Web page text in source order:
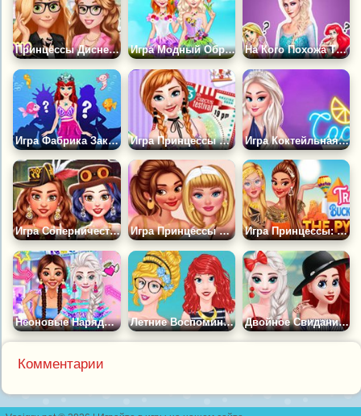
Принцессы Диснея: Лига Плюща Игра Модный Образ Принцессы с Цветами На Кого Похожа Твоя Подруга из Принцесс?
Игра Фабрика Заклинаний Превращения Русалки Игра Принцессы и Парк Развлечений Игра Коктейльная Вечеринка Принцесс
Игра Соперничество Принцесс в Стиле Стимпанк Игра Принцессы и Цветущие Вишни Игра Принцессы: Путешествии к Пирамидам
Неоновые Наряды для Принцесс Летние Воспоминания Принцесс Двойное Свидание Эльзы и Ариэль
Комментарии